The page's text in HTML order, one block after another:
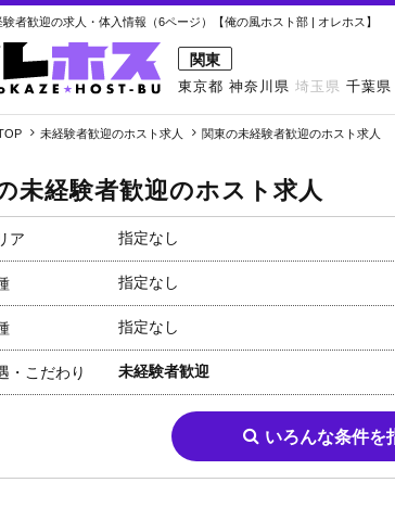
者歓迎の求人・体入情報（6ページ）【俺の風ホスト部 | オレホス】
関東
東京都 神奈川県 埼玉県 千葉県
未経験者歓迎のホスト求人 関東の未経験者歓迎のホスト求人
未経験者歓迎のホスト求人
ア 指定なし
指定なし
指定なし
・こだわり 未経験者歓迎
いろんな条件を